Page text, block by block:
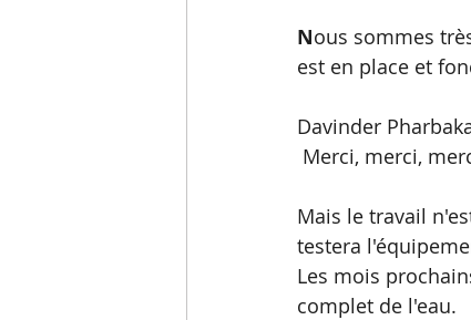
Nous sommes
est en place et
Davinder
Merci, merci,
Mais le travail
testera
Les mois
complet de l'eau.